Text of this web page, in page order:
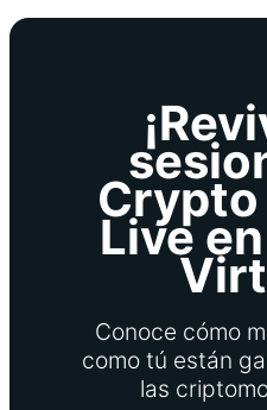
Crypto
Live
Conoce cómo
como tú están
las